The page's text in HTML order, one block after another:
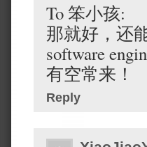
To 笨小孩:
那就好，还
software
有空常来！
Reply